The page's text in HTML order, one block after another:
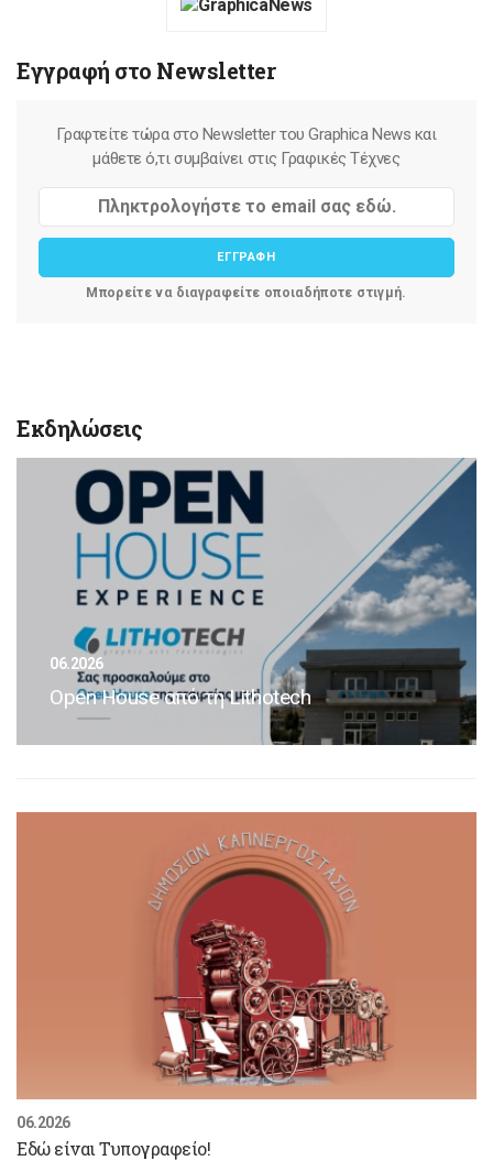
Εγγραφή στο Newsletter
Γραφτείτε τώρα στο Newsletter του Graphica News και
μάθετε ό,τι συμβαίνει στις Γραφικές Τέχνες
ΕΓΓΡΑΦΗ
Μπορείτε να διαγραφείτε οποιαδήποτε στιγμή.
Εκδηλώσεις
06.2026
Open House από τη Lithotech
06.2026
Εδώ είναι Τυπογραφείο!